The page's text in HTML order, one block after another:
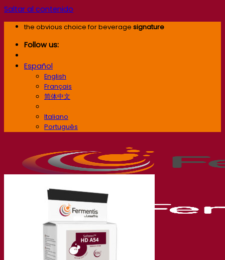
Saltar al contenido
the obvious choice for beverage signature
Follow us:
Español
English
Français
简体中文
Italiano
Português